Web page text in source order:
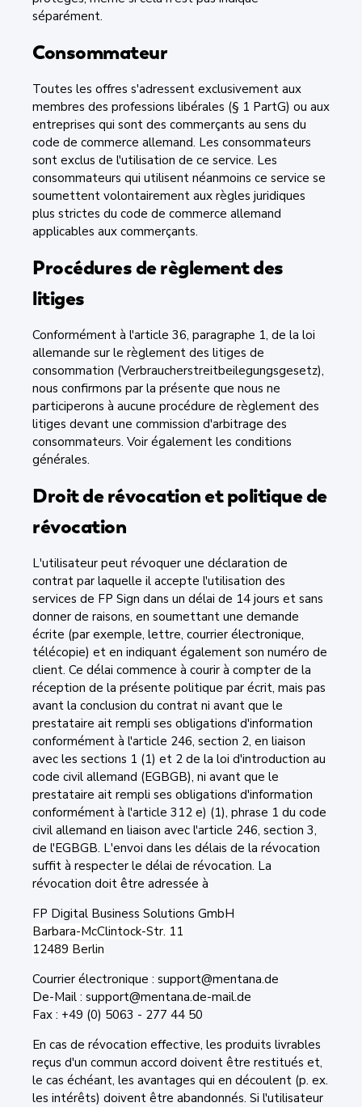
séparément.
Consommateur
Toutes les offres s'adressent exclusivement aux
membres des professions libérales (§ 1 PartG) ou aux
entreprises qui sont des commerçants au sens du
code de commerce allemand. Les consommateurs
sont exclus de l'utilisation de ce service. Les
consommateurs qui utilisent néanmoins ce service se
soumettent volontairement aux règles juridiques
plus strictes du code de commerce allemand
applicables aux commerçants.
Procédures de règlement des
litiges
Conformément à l'article 36, paragraphe 1, de la loi
allemande sur le règlement des litiges de
consommation (Verbraucherstreitbeilegungsgesetz),
nous confirmons par la présente que nous ne
participerons à aucune procédure de règlement des
litiges devant une commission d'arbitrage des
consommateurs. Voir également les conditions
générales.
Droit de révocation et politique de
révocation
L'utilisateur peut révoquer une déclaration de
contrat par laquelle il accepte l'utilisation des
services de FP Sign dans un délai de 14 jours et sans
donner de raisons, en soumettant une demande
écrite (par exemple, lettre, courrier électronique,
télécopie) et en indiquant également son numéro de
client. Ce délai commence à courir à compter de la
réception de la présente politique par écrit, mais pas
avant la conclusion du contrat ni avant que le
prestataire ait rempli ses obligations d'information
conformément à l'article 246, section 2, en liaison
avec les sections 1 (1) et 2 de la loi d'introduction au
code civil allemand (EGBGB), ni avant que le
prestataire ait rempli ses obligations d'information
conformément à l'article 312 e) (1), phrase 1 du code
civil allemand en liaison avec l'article 246, section 3,
de l'EGBGB. L'envoi dans les délais de la révocation
suffit à respecter le délai de révocation. La
révocation doit être adressée à
FP Digital Business Solutions GmbH
Barbara-McClintock-Str. 11
12489 Berlin
Courrier électronique : support@mentana.de
De-Mail : support@mentana.de-mail.de
Fax : +49 (0) 5063 - 277 44 50
En cas de révocation effective, les produits livrables
reçus d'un commun accord doivent être restitués et,
le cas échéant, les avantages qui en découlent (p. ex.
les intérêts) doivent être abandonnés. Si l'utilisateur